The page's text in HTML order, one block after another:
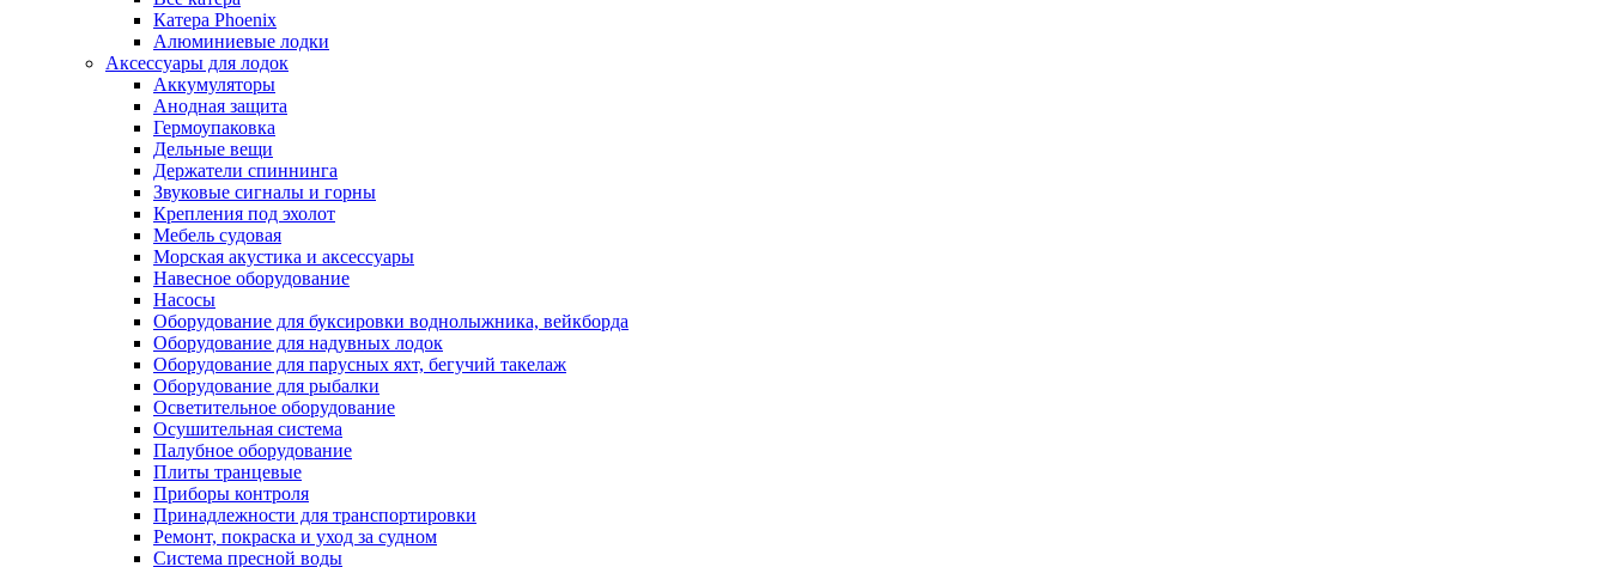
Катера Phoenix
Алюминиевые лодки
Аксессуары для лодок
Аккумуляторы
Анодная защита
Гермоупаковка
Дельные вещи
Держатели спиннинга
Звуковые сигналы и горны
Крепления под эхолот
Мебель судовая
Морская акустика и аксессуары
Навесное оборудование
Насосы
Оборудование для буксировки воднолыжника, вейкборда
Оборудование для надувных лодок
Оборудование для парусных яхт, бегучий такелаж
Оборудование для рыбалки
Осветительное оборудование
Осушительная система
Палубное оборудование
Плиты транцевые
Приборы контроля
Принадлежности для транспортировки
Ремонт, покраска и уход за судном
Система пресной воды